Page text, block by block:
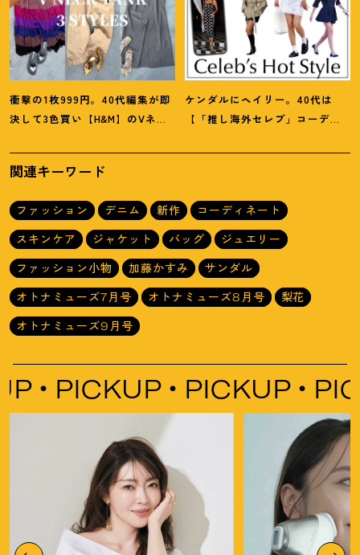
衝撃の1枚999円。40代編集が即
決して3色買い【H&M】のVネッ
3選
ケンダルにヘイリー。40代は
【「推し海外セレブ」コーデ】
デが吉！
関連キーワード
ファッション デニム 新作
コーディネート
スキンケア
ジャケット バッグ
ジュエリー
ファッション小物
加藤かすみ
サンダル
オトナミューズ7月号
オトナミューズ8月号
梨花
オトナミューズ9月号
PICKUP PICKUP